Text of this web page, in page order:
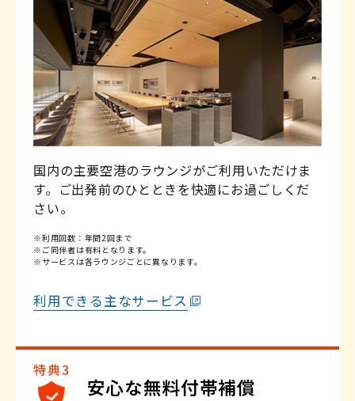
開催日：いつでも
※適用条件がございます。
詳しくはこちら
開催日：いつでも
※適用条件がございます。
※一部対象外商品がございます。
詳しくはこちら
国内の主要空港のラウンジがご利用いただけま
す。ご出発前のひとときを快適にお過ごしくだ
さい。
※利用回数：年間2回まで
※ご同伴者は有料となります。
※サービスは各ラウンジごとに異なります。
利用できる主なサービス
安心な無料付帯補償